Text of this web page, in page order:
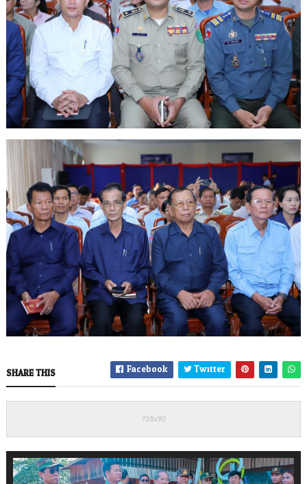
SHARE THIS Facebook Twitter